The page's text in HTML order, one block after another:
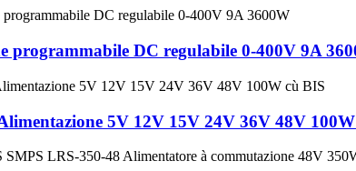
programmabile DC regulabile 0-400V 9A
5V 12V 15V 24V 36V 48V